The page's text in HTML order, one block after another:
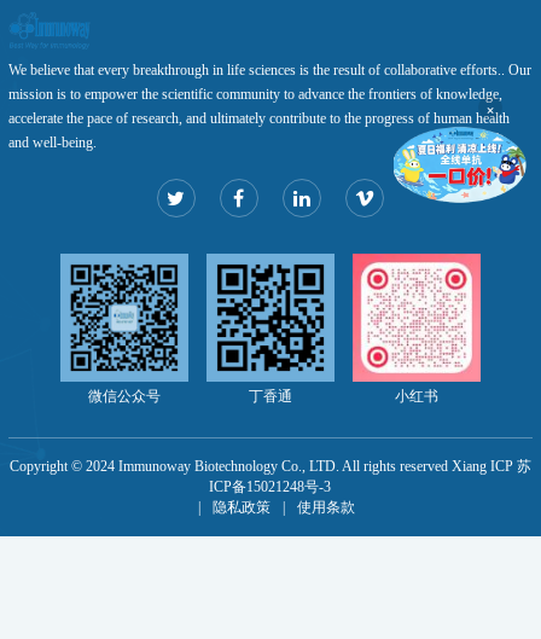
We believe that every breakthrough in life sciences is the result of collaborative efforts.. Our
mission is to empower the scientific community to advance the frontiers of knowledge,
accelerate the pace of research, and ultimately contribute to the progress of human health
and well-being.
微信公众号 丁香通 小红书
Copyright © 2024 Immunoway Biotechnology Co., LTD. All rights reserved Xiang ICP 苏
ICP备15021248号-3
|
隐私政策 | 使用条款
×